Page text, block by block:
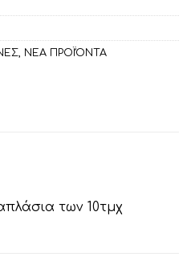
, ΝΕΑ ΠΡΟΪΌΝΤΑ
των 10τμχ